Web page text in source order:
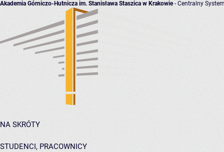
Akademia Górniczo-Hutnicza im. Stanisława Staszica w Krakowie- Centralny
NA SKRÓTY
STUDENCI, PRACOWNICY